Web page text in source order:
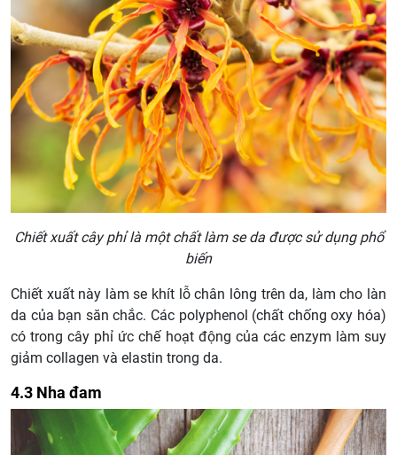
Chiết xuất cây phỉ là một chất làm se da được sử dụng phổ
biến
Chiết xuất này làm se khít lỗ chân lông trên da, làm cho làn
da của bạn săn chắc. Các polyphenol (chất chống oxy hóa)
có trong cây phỉ ức chế hoạt động của các enzym làm suy
giảm collagen và elastin trong da.
4.3 Nha đam